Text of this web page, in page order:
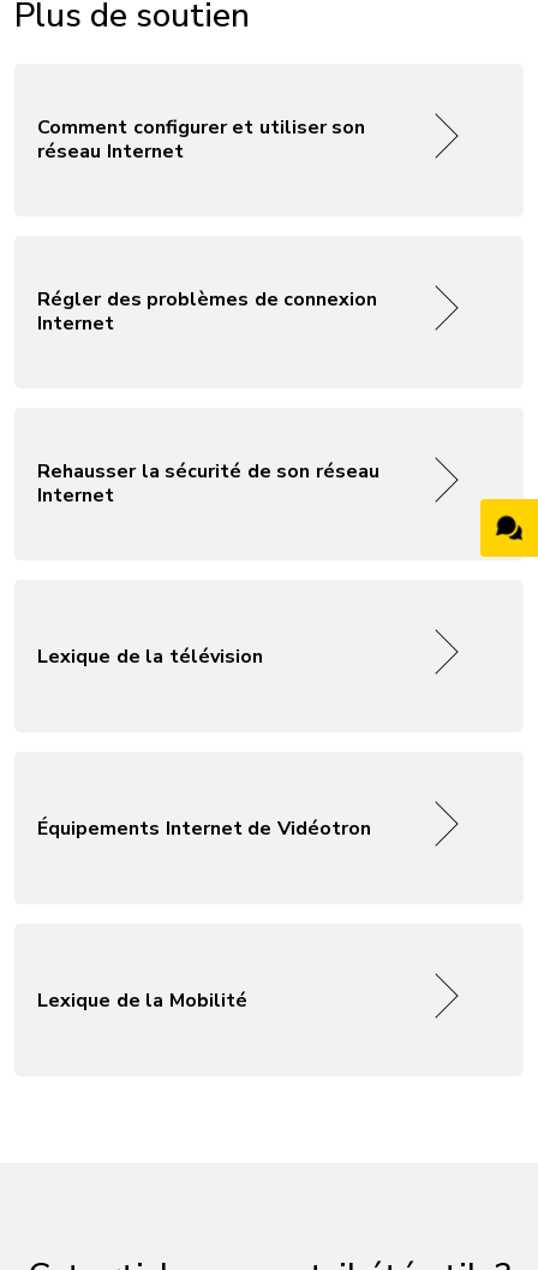
Plus de soutien
Comment configurer et utiliser son
réseau Internet
Régler des problèmes de connexion
Internet
Rehausser la sécurité de son réseau
Internet
Lexique de la télévision
Équipements Internet de Vidéotron
Lexique de la Mobilité